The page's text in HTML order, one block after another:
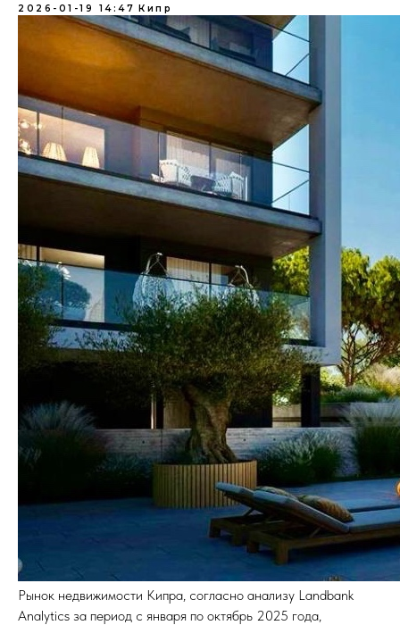
2026-01-19 14:47 Кипр
Рынок недвижимости Кипра, согласно анализу Landbank
Analytics за период с января по октябрь 2025 года,